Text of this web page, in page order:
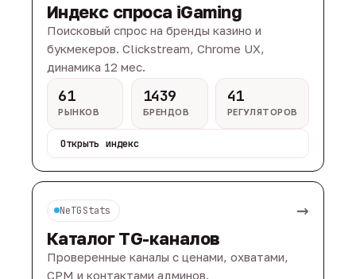
Индекс спроса iGaming
Поисковый спрос на бренды казино и
букмекеров. Clickstream, Chrome UX,
динамика 12 мес.
61
РЫНКОВ
1439
БРЕНДОВ
41
РЕГУЛЯТОРОВ
Открыть индекс
NeTGStats →
Каталог TG-каналов
Проверенные каналы с ценами, охватами,
CPM и контактами админов.